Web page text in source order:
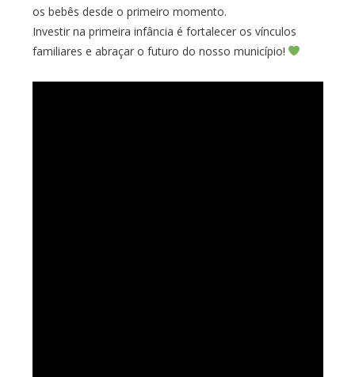
os bebês desde o primeiro momento.
Investir na primeira infância é fortalecer os vínculos
familiares e abraçar o futuro do nosso município!